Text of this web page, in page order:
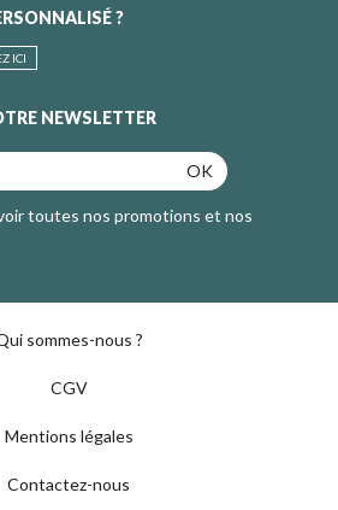
?
ICI
NEWSLETTER
OK
toutes nos promotions et nos
sommes-nous ?
CGV
Mentions légales
Contactez-nous